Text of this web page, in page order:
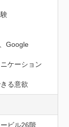
Google
ケーション
る意欲
ビル26階